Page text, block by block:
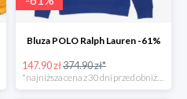
Bluza POLO Ralph Lauren -61%
147.90 zł374.90 zł*